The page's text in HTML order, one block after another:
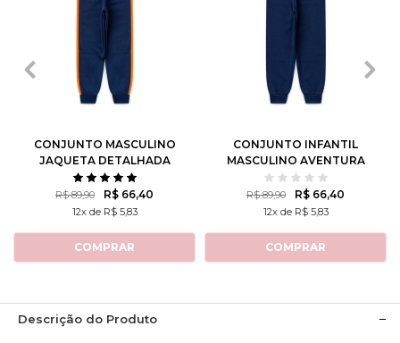
3 4
CONJUNTO MASCULINO
JAQUETA DETALHADA
R$ 89,90 R$ 66,40
12x de R$ 5,83
COMPRAR
3 4
CONJUNTO INFANTIL
MASCULINO AVENTURA
NO LAGO
R$ 89,90 R$ 66,40
12x de R$ 5,83
COMPRAR
Descrição do Produto